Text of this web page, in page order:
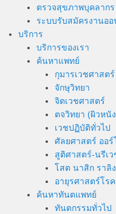
ตรวจสุขภาพบุคลากร
ระบบรับสมัครงานอ
บริการ
บริการของเรา
ค้นหาแพทย์
กุมารเวชศาสตร์
จักษุวิทยา
จิตเวชศาสตร์
ตจวิทยา (ผิวหนั
เวชปฏิบัติทั่วไป
ศัลยศาสตร์ ออร์
สูติศาสตร์-นรีเว
โสต นาสิก ราลิ
อายุรศาสตร์โร
ค้นหาทันตแพทย์
ทันตกรรมทั่วไป